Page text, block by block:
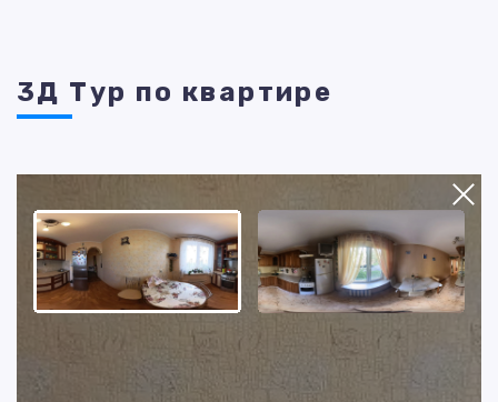
3Д Тур по квартире